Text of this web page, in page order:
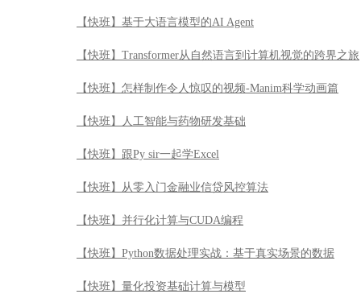
【快班】基于大语言模型的AI Agent
【快班】Transformer从自然语言到计算机视觉的跨界之旅
【快班】怎样制作令人惊叹的视频-Manim科学动画篇
【快班】人工智能与药物研发基础
【快班】跟Py sir一起学Excel
【快班】从零入门金融业信贷风控算法
【快班】并行化计算与CUDA编程
【快班】Python数据处理实战：基于真实场景的数据
【快班】量化投资基础计算与模型